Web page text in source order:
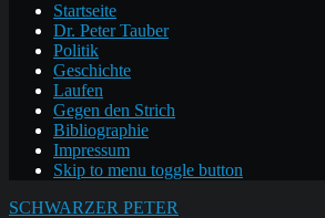
Startseite
Dr. Peter Tauber
Politik
Geschichte
Laufen
Gegen den Strich
Bibliographie
Impressum
Skip to menu toggle button
SCHWARZER PETER